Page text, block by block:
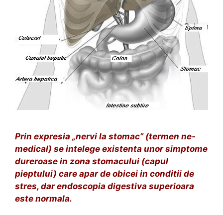
Prin expresia „nervi la stomac” (termen ne-
medical) se intelege existenta unor simptome
dureroase in zona stomacului (capul
pieptului) care apar de obicei in conditii de
stres, dar endoscopia digestiva superioara
este normala.